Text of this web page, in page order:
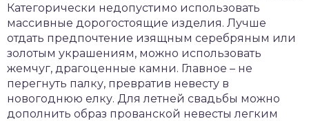
Категорически недопустимо использовать
массивные дорогостоящие изделия. Лучше
отдать предпочтение изящным серебряным или
золотым украшениям, можно использовать
жемчуг, драгоценные камни. Главное – не
перегнуть палку, превратив невесту в
новогоднюю елку. Для летней свадьбы можно
дополнить образ прованской невесты легким